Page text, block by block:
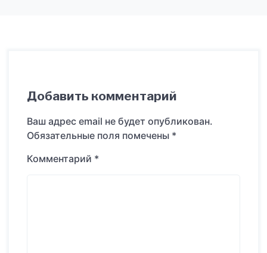
Добавить комментарий
Ваш адрес email не будет опубликован.
Обязательные поля помечены *
Комментарий *